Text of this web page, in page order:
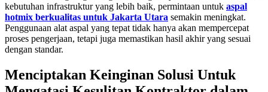
kebutuhan infrastruktur yang lebih baik, permintaan untuk aspal
hotmix berkualitas untuk Jakarta Utara semakin meningkat.
Penggunaan alat aspal yang tepat tidak hanya akan mempercepat
proses pengerjaan, tetapi juga memastikan hasil akhir yang sesuai
dengan standar.
Menciptakan Keinginan Solusi Untuk